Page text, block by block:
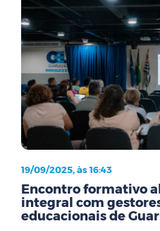
19/09/2025, às 16:43
Encontro formativo
integral com
educacionais de